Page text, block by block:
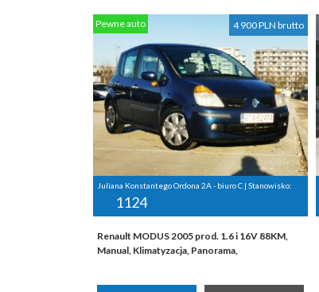
4 900 PLN brutto
Pewne auto
Juliana Konstantego Ordona 2A - biuro C | Stanowisko:
1124
Renault MODUS 2005 prod. 1.6 i 16V 88KM,
Manual, Klimatyzacja, Panorama,